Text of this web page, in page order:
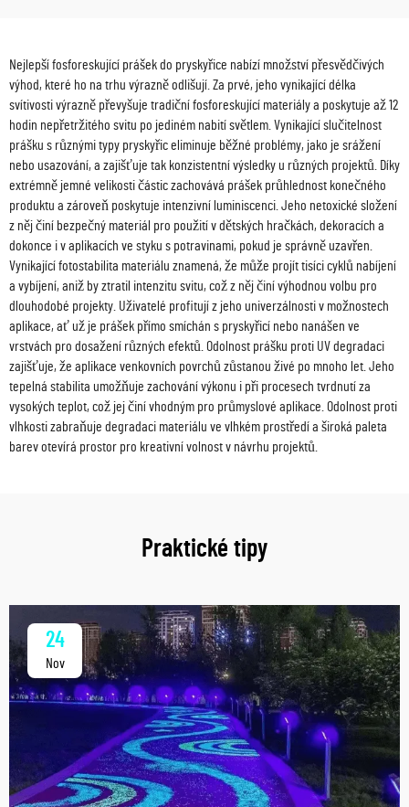
Nejlepší fosforeskující prášek do pryskyřice nabízí množství přesvědčivých
výhod, které ho na trhu výrazně odlišují. Za prvé, jeho vynikající délka
svítivosti výrazně převyšuje tradiční fosforeskující materiály a poskytuje až 12
hodin nepřetržitého svitu po jediném nabití světlem. Vynikající slučitelnost
prášku s různými typy pryskyřic eliminuje běžné problémy, jako je srážení
nebo usazování, a zajišťuje tak konzistentní výsledky u různých projektů. Díky
extrémně jemné velikosti částic zachovává prášek průhlednost konečného
produktu a zároveň poskytuje intenzivní luminiscenci. Jeho netoxické složení
z něj činí bezpečný materiál pro použití v dětských hračkách, dekoracích a
dokonce i v aplikacích ve styku s potravinami, pokud je správně uzavřen.
Vynikající fotostabilita materiálu znamená, že může projít tisíci cyklů nabíjení
a vybíjení, aniž by ztratil intenzitu svitu, což z něj činí výhodnou volbu pro
dlouhodobé projekty. Uživatelé profitují z jeho univerzálnosti v možnostech
aplikace, ať už je prášek přímo smíchán s pryskyřicí nebo nanášen ve
vrstvách pro dosažení různých efektů. Odolnost prášku proti UV degradaci
zajišťuje, že aplikace venkovních povrchů zůstanou živé po mnoho let. Jeho
tepelná stabilita umožňuje zachování výkonu i při procesech tvrdnutí za
vysokých teplot, což jej činí vhodným pro průmyslové aplikace. Odolnost proti
vlhkosti zabraňuje degradaci materiálu ve vlhkém prostředí a široká paleta
barev otevírá prostor pro kreativní volnost v návrhu projektů.
Praktické tipy
24
Nov